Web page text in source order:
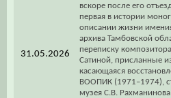
31.05.2026
вскоре после его
первая в истории
описании жизни
архива Тамбовской
переписку
Сатиной, присланные
касающаяся
ВООПИК (1971–1974),
музея С.В.